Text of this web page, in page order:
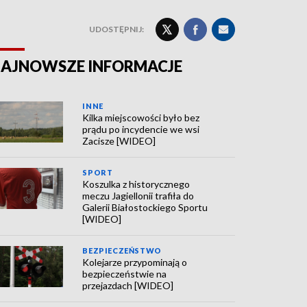
UDOSTĘPNIJ:
INFORMACJE
INNE
Kilka miejscowości było bez
prądu po incydencie we wsi
Zacisze [WIDEO]
SPORT
Koszulka z historycznego
meczu Jagiellonii trafiła do
Galerii Białostockiego Sportu
[WIDEO]
BEZPIECZEŃSTWO
Kolejarze przypominają o
bezpieczeństwie na
przejazdach [WIDEO]